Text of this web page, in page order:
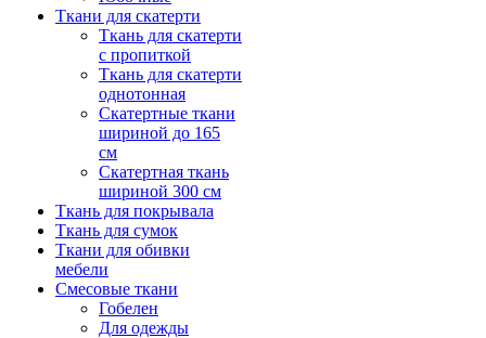
Ткани для скатерти
Ткань для скатерти
с пропиткой
Ткань для скатерти
однотонная
Скатертные ткани
шириной до 165
см
Скатертная ткань
шириной 300 см
Ткань для покрывала
Ткань для сумок
Ткани для обивки
мебели
Смесовые ткани
Гобелен
Для одежды